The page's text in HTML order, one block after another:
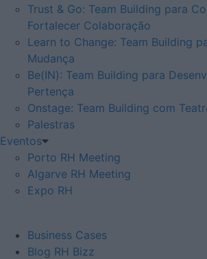
Trust & Go: Team Building para
Fortalecer Colaboração
Learn to Change: Team Building
Mudança
Be(IN): Team Building para
Pertença
Onstage: Team Building com
Palestras
Eventos
Porto RH Meeting
Algarve RH Meeting
Expo RH
Business Cases
Blog RH Bizz